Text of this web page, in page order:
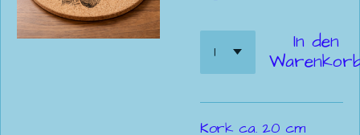
In den
Kork ca. 20 cm